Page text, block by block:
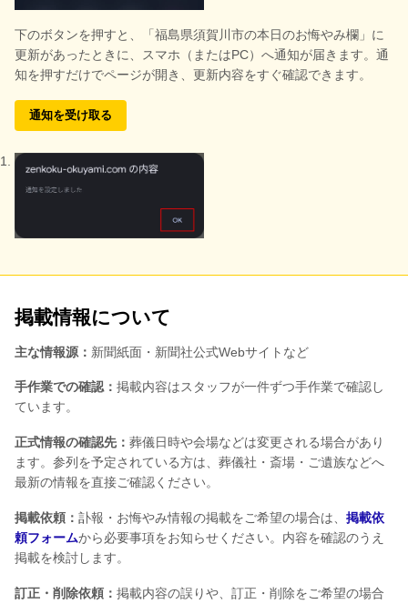
下のボタンを押すと、
「福島県須賀川市の本日のお悔やみ欄」に
更新があったときに、スマホ（またはPC）へ通知が届きます。通
知を押すだけでページが開き、更新内容をすぐ確認できます。
通知を受け取る
掲載情報について
主な情報源： 新聞紙面・新聞社公式Webサイトなど
手作業での確認： 掲載内容はスタッフが一件ずつ手作業で確認し
ています。
正式情報の確認先： 葬儀日時や会場などは変更される場合があり
ます。参列を予定されている方は、葬儀社・斎場・ご遺族などへ
最新の情報を直接ご確認ください。
掲載依頼： 訃報・お悔やみ情報の掲載をご希望の場合は、 掲載依
頼フォームから必要事項をお知らせください。内容を確認のうえ
掲載を検討します。
訂正・削除依頼： 掲載内容の誤りや、訂正・削除をご希望の場合